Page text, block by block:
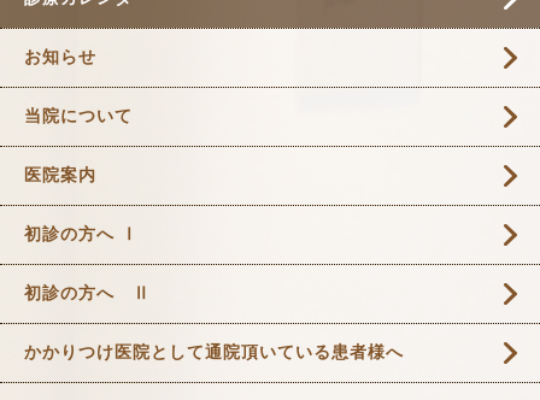
お知らせ
当院について
医院案内
初診の方へ Ⅰ
初診の方へ Ⅱ
かかりつけ医院として通院頂いている患者様へ